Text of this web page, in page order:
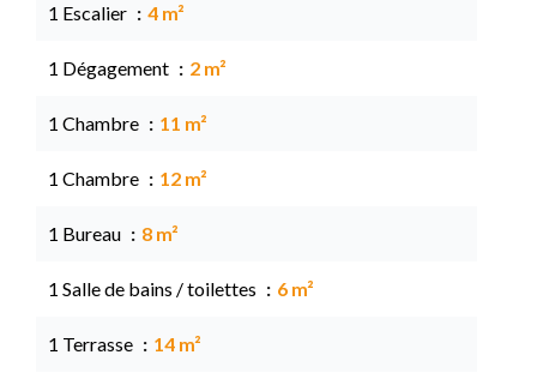
1 Escalier 4 m²
1 Dégagement 2 m²
1 Chambre 11 m²
1 Chambre 12 m²
1 Bureau 8 m²
1 Salle de bains / toilettes 6 m²
1 Terrasse 14 m²